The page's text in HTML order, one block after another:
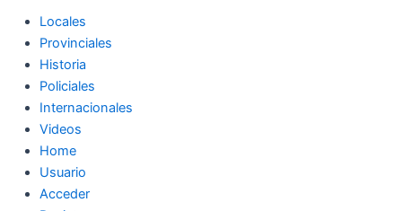
Locales
Provinciales
Historia
Policiales
Internacionales
Videos
Home
Usuario
Acceder